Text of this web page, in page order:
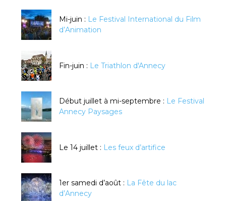
Mi-juin : Le Festival International du Film
d’Animation
Fin-juin : Le Triathlon d'Annecy
Début juillet à mi-septembre : Le Festival
Annecy Paysages
Le 14 juillet : Les feux d’artifice
1er samedi d’août : La Fête du lac
d’Annecy